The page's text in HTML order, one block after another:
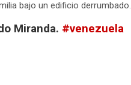
bajo un edificio derrumbado.
Miranda. #venezuela